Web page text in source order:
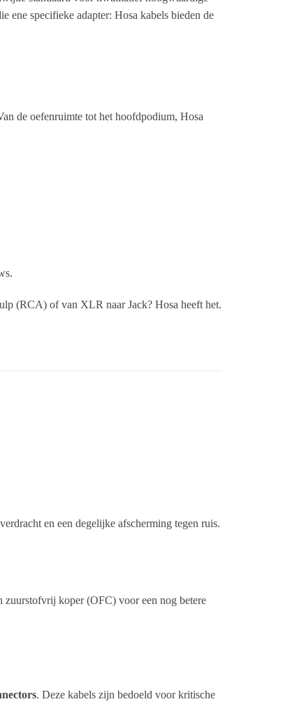
ene specifieke adapter: Hosa kabels bieden de
de oefenruimte tot het hoofdpodium, Hosa
(RCA) of van XLR naar Jack? Hosa heeft het.
en een degelijke afscherming tegen ruis.
zuurstofvrij koper (OFC) voor een nog betere
. Deze kabels zijn bedoeld voor kritische